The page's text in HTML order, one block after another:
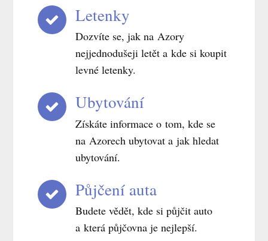
Letenky
Dozvíte se, jak na Azory
nejjednodušeji letět a kde si koupit
levné letenky.
Ubytování
Získáte informace o tom, kde se
na Azorech ubytovat a jak hledat
ubytování.
Půjčení auta
Budete vědět, kde si půjčit auto
a která půjčovna je nejlepší.